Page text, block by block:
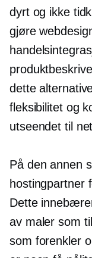
dyrt og ikke
gjøre
dette
fleksibilitet og
utseendet til
På den annen
hostingpartner
Dette
av maler som
som forenkler